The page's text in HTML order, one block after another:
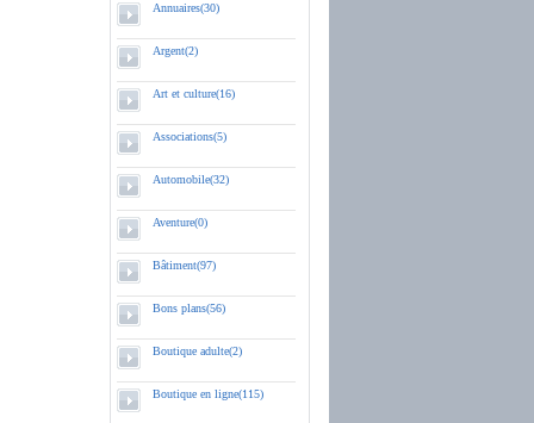
Annuaires(30)
Argent(2)
Art et culture(16)
Associations(5)
Automobile(32)
Aventure(0)
Bâtiment(97)
Bons plans(56)
Boutique adulte(2)
Boutique en ligne(115)